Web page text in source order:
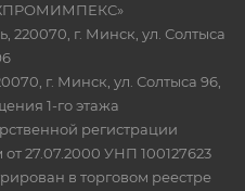
220070, г. Минск, ул. Солтыса
г. Минск, ул. Солтыса 96,
1-го этажа
регистрации
27.07.2000 УНП 100127623
в торговом реестре